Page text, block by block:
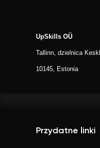
UpSkills OÜ
Tallinn, dzielnica
10145, Estonia
Przydatne linki